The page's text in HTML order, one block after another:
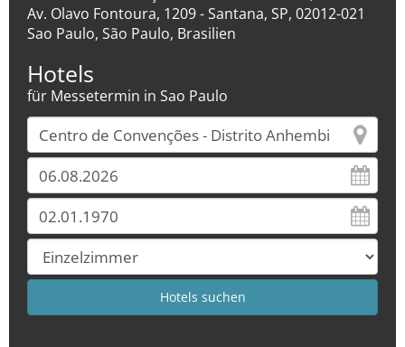
Av. Olavo Fontoura, 1209 - Santana, SP, 02012-021
Sao Paulo, São Paulo, Brasilien
Hotels
für Messetermin in Sao Paulo